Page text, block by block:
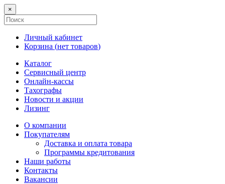
×
Личный кабинет
Корзина (нет товаров)
Каталог
Сервисный центр
Онлайн-кассы
Тахографы
Новости и акции
Лизинг
О компании
Покупателям
Доставка и оплата товара
Программы кредитования
Наши работы
Контакты
Вакансии